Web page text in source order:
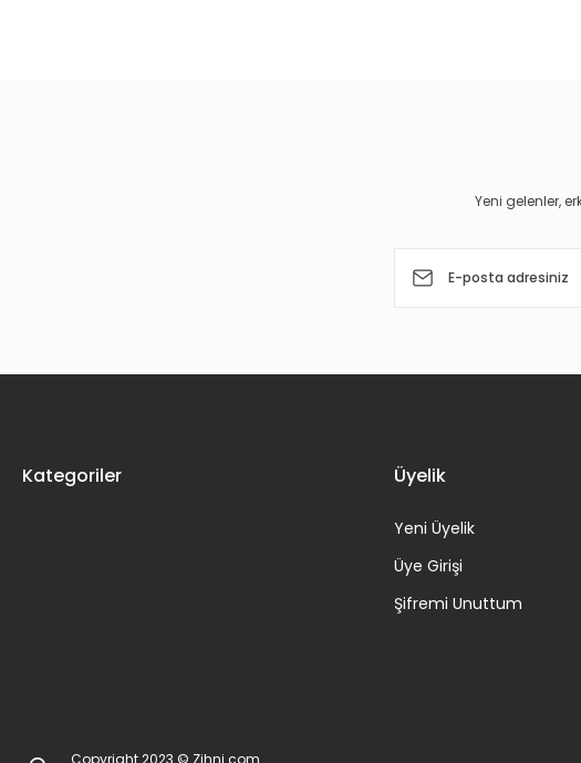
Yeni gelenler,
Kategoriler Üyelik
Yeni Üyelik
Üye Girişi
Şifremi Unuttum
Copyright 2023 © Zihni.com